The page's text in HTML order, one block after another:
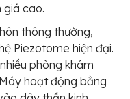
giá cao.
thông thường,
Piezotome hiện đại.
phòng khám
hoạt động bằng